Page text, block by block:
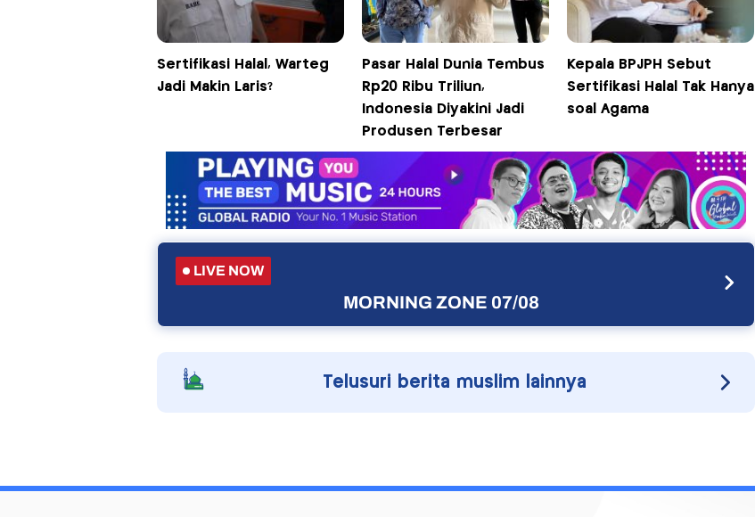
Sertifikasi Halal, Warteg
Jadi Makin Laris?
Pasar Halal Dunia Tembus
Rp20 Ribu Triliun,
Indonesia Diyakini Jadi
Produsen Terbesar
Kepala BPJPH Sebut
Sertifikasi Halal Tak Hanya
soal Agama
LIVE NOW
MORNING ZONE 07/08
Telusuri berita muslim lainnya